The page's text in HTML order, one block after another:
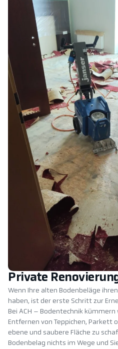
Private
Wenn Ihre alten Bodenbeläge
haben, ist der erste Schritt zur
Bei ACH – Bodentechnik
Entfernen von Teppichen, Parkett
ebene und saubere Fläche zu
Bodenbelag nichts im Wege und